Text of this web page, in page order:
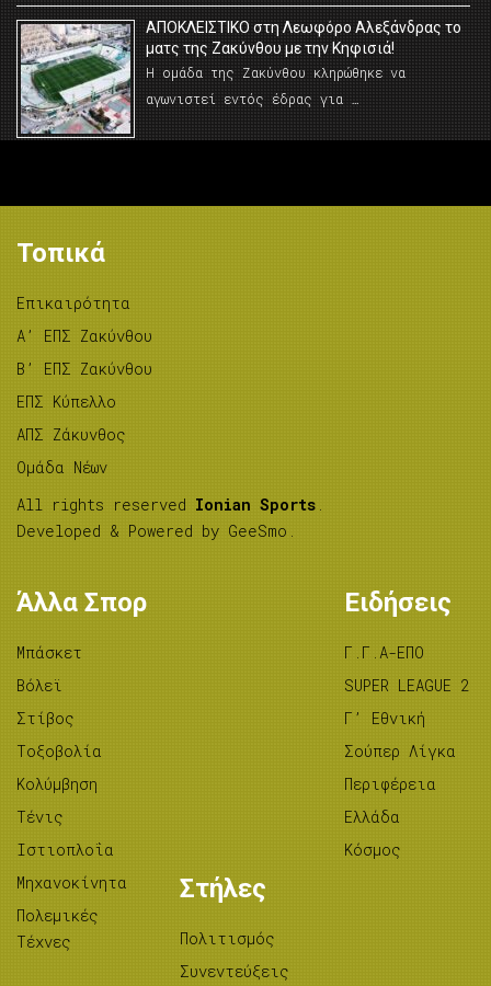
AΠΟΚΛΕΙΣΤΙΚΟ στη Λεωφόρο Αλεξάνδρας το
ματς της Ζακύνθου με την Κηφισιά!
Η ομάδα της Ζακύνθου κληρώθηκε να
αγωνιστεί εντός έδρας για …
Τοπικά
Επικαιρότητα
A’ ΕΠΣ Ζακύνθου
B’ ΕΠΣ Ζακύνθου
ΕΠΣ Κύπελλο
ΑΠΣ Ζάκυνθος
Ομάδα Νέων
All rights reserved Ionian Sports .
Developed & Powered by GeeSmo .
Άλλα Σπορ
Μπάσκετ
Βόλεϊ
Στίβος
Tοξοβολία
Κολύμβηση
Τένις
Ιστιοπλοΐα
Μηχανοκίνητα
Πολεμικές
Τέχνες
Ειδήσεις
Γ.Γ.Α-ΕΠΟ
SUPER LEAGUE 2
Γ’ Εθνική
Σούπερ Λίγκα
Περιφέρεια
Ελλάδα
Κόσμος
Στήλες
Πολιτισμός
Συνεντεύξεις